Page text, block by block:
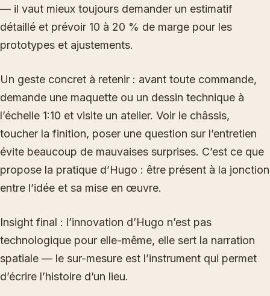
— il vaut mieux toujours demander un estimatif
détaillé et prévoir 10 à 20 % de marge pour les
prototypes et ajustements.
Un geste concret à retenir : avant toute commande,
demande une maquette ou un dessin technique à
l’échelle 1:10 et visite un atelier. Voir le châssis,
toucher la finition, poser une question sur l’entretien
évite beaucoup de mauvaises surprises. C’est ce que
propose la pratique d’Hugo : être présent à la jonction
entre l’idée et sa mise en œuvre.
Insight final : l’innovation d’Hugo n’est pas
technologique pour elle-même, elle sert la narration
spatiale — le sur-mesure est l’instrument qui permet
d’écrire l’histoire d’un lieu.